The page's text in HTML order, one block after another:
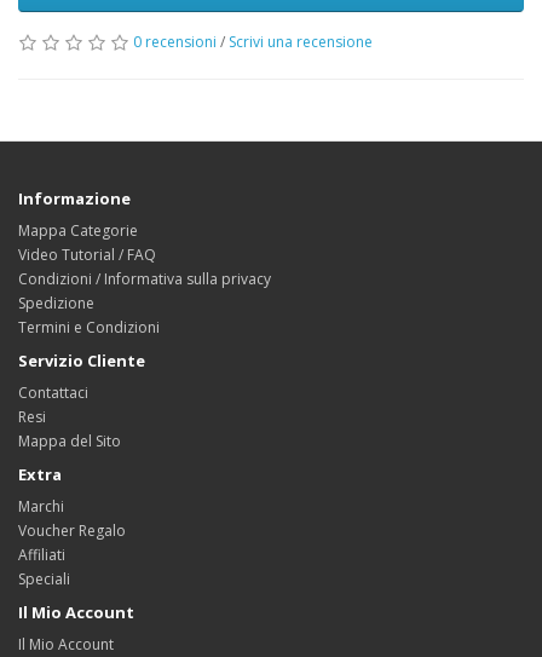
0 recensioni / Scrivi una recensione
Informazione
Mappa Categorie
Video Tutorial / FAQ
Condizioni / Informativa sulla privacy
Spedizione
Termini e Condizioni
Servizio Cliente
Contattaci
Resi
Mappa del Sito
Extra
Marchi
Voucher Regalo
Affiliati
Speciali
Il Mio Account
Il Mio Account